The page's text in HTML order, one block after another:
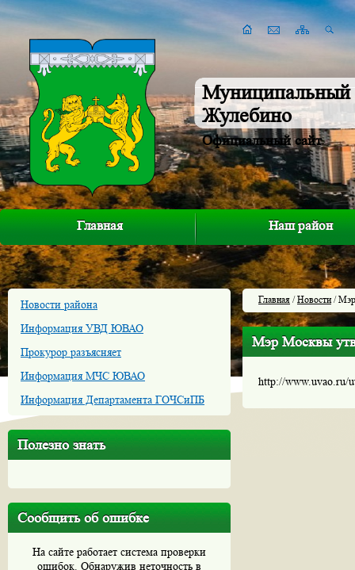
Муниципальный
Жулебино
Официальный сайт
Главная Наш район
Новости района
Информация УВД ЮВАО
Прокурор разъясняет
Информация МЧС ЮВАО
Информация Департамента ГОЧСиПБ
Полезно знать
Сообщить об ошибке
На сайте работает система проверки
ошибок. Обнаружив неточность в
Главная /Новости/ Мэр
Мэр Москвы
http://www.uvao.ru/